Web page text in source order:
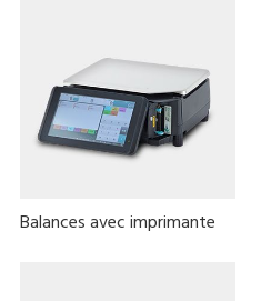
Balances avec imprimante